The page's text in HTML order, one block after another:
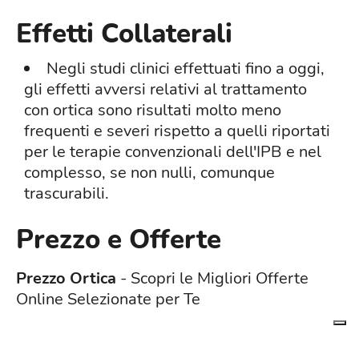
Effetti Collaterali
Negli studi clinici effettuati fino a oggi,
gli effetti avversi relativi al trattamento
con ortica sono risultati molto meno
frequenti e severi rispetto a quelli riportati
per le terapie convenzionali dell'IPB e nel
complesso, se non nulli, comunque
trascurabili.
Prezzo e Offerte
Prezzo Ortica - Scopri le Migliori Offerte
Online Selezionate per Te